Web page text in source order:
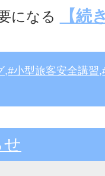
になる
【続
, 小型旅客安全講習,